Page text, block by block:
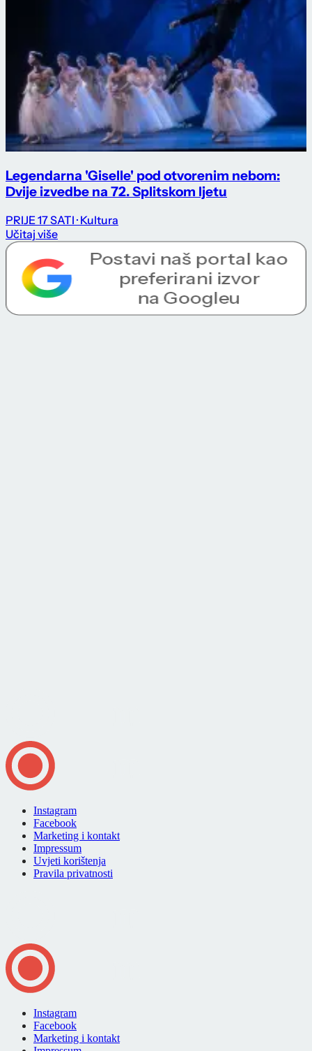
Legendarna 'Giselle' pod otvorenim nebom:
Dvije izvedbe na 72. Splitskom ljetu
PRIJE 17 SATI · Kultura
Učitaj više
Instagram
Facebook
Marketing i kontakt
Impressum
Uvjeti korištenja
Pravila privatnosti
Instagram
Facebook
Marketing i kontakt